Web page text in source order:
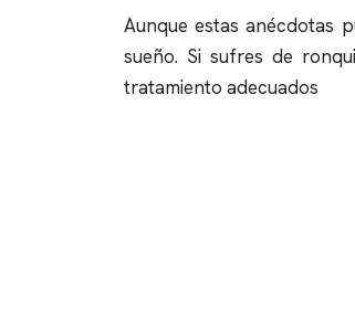
Aunque estas anécdotas
sueño. Si sufres de
tratamiento adecuados